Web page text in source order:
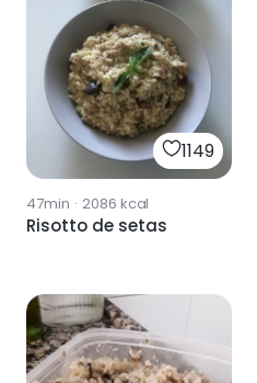
1149
47min · 2086 kcal
Risotto de setas